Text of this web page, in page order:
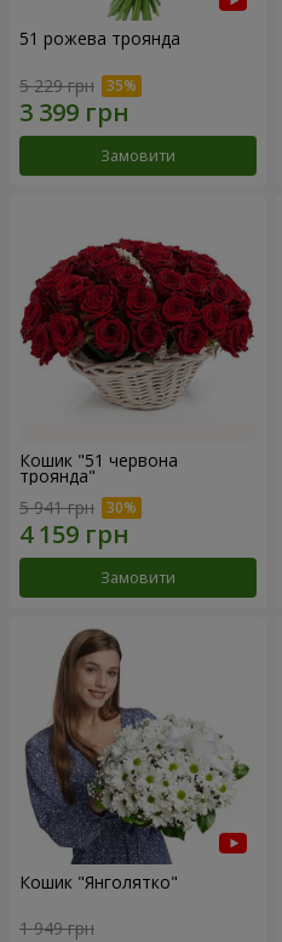
51 рожева троянда
5 229 грн
Замовити
Кошик "51 червона
троянда"
5 941 грн
Замовити
Кошик "Янголятко"
1 949 грн